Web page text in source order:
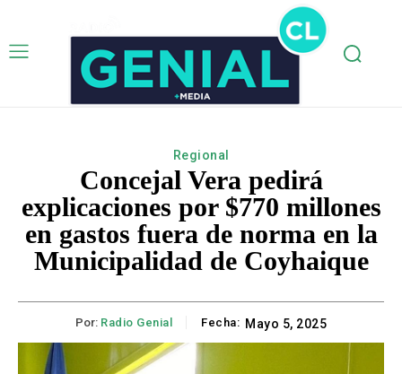
Regional
Concejal Vera pedirá
explicaciones por $770 millones
en gastos fuera de norma en la
Municipalidad de Coyhaique
Por: Radio Genial Fecha: Mayo 5, 2025